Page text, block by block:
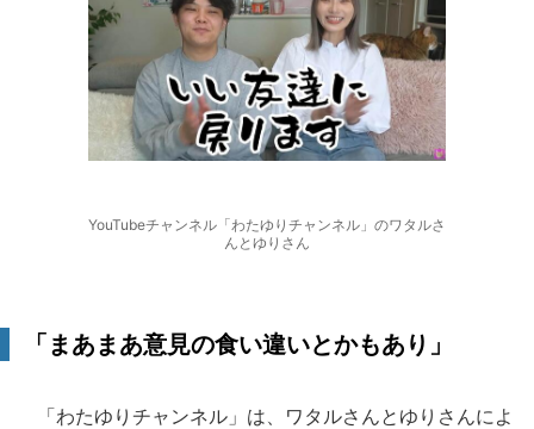
YouTubeチャンネル「わたゆりチャンネル」のワタルさ
んとゆりさん
「まあまあ意見の食い違いとかもあり」
「わたゆりチャンネル」は、ワタルさんとゆりさんによ